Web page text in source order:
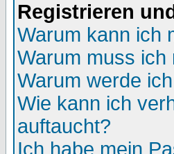
Registrieren
Warum kann ich
Warum muss ich
Warum werde
Wie kann ich
auftaucht?
Ich habe mein